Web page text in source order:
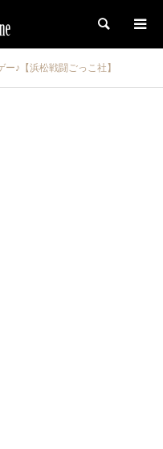
検索
♪【浜松戦闘ごっこ社】